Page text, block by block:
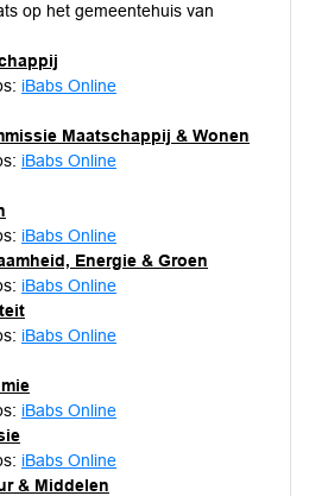
op het gemeentehuis van
iBabs Online
Maatschappij & Wonen
iBabs Online
iBabs Online
Energie & Groen
iBabs Online
iBabs Online
iBabs Online
iBabs Online
& Middelen